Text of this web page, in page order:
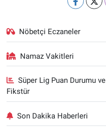
Nöbetçi Eczaneler
Namaz Vakitleri
Süper Lig Puan Durumu ve
Fikstür
Son Dakika Haberleri